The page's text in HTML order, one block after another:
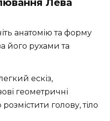
Лева
анатомію та форму
його рухами та
ескіз,
геометричні
голову, тіло